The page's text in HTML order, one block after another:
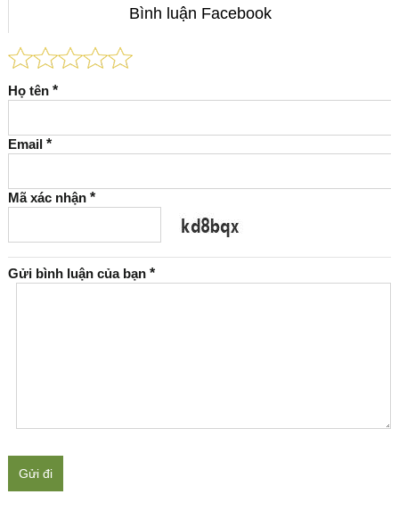
Bình luận Facebook
Họ tên *
Email *
Mã xác nhận *
Gửi bình luận của bạn *
Gửi đi